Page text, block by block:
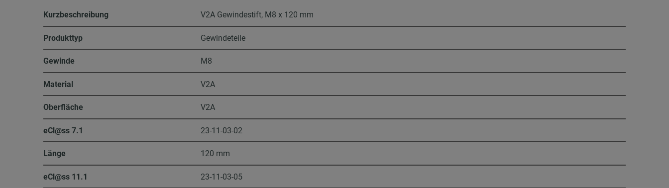
Kurzbeschreibung V2A Gewindestift, M8 x 120 mm
Produkttyp Gewindeteile
Gewinde M8
Material V2A
Oberfläche V2A
eCl@ss 7.1 23-11-03-02
Länge 120 mm
eCl@ss 11.1 23-11-03-05